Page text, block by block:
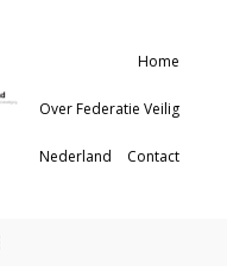
Home
Over Federatie Veilig
Nederland Contact